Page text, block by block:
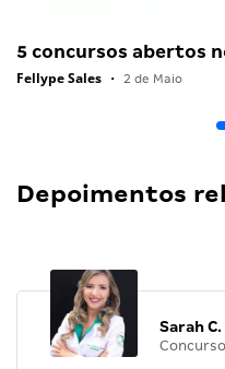
5 concursos abertos
Fellype Sales • 2 de Maio
Depoimentos
Sarah C.